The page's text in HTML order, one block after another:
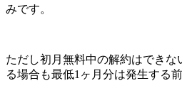
みです。
ただし初月無料中の解約はでき
る場合も最低1ヶ月分は発生する